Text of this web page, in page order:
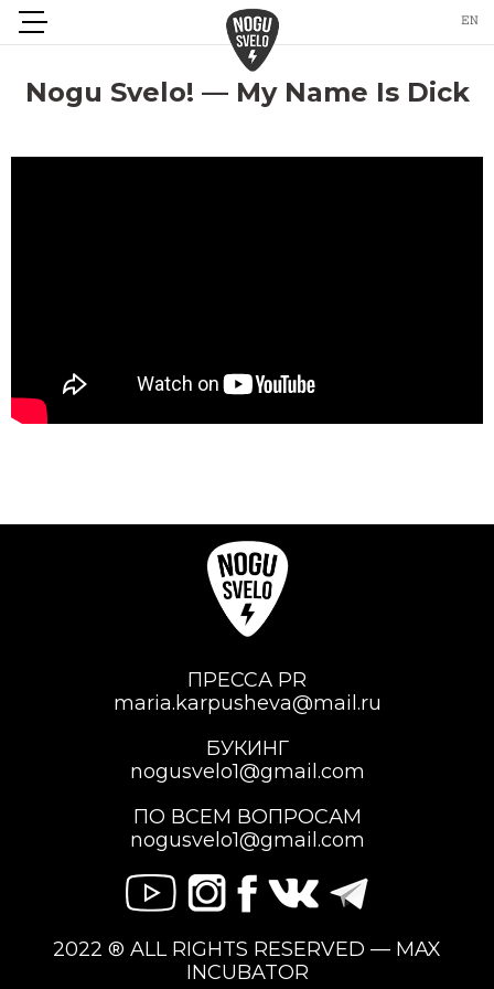
Nogu Svelo! — My Name Is Dick
ПРЕССА PR
maria.karpusheva@mail.ru
БУКИНГ
nogusvelo1@gmail.com
ПО ВСЕМ ВОПРОСАМ
nogusvelo1@gmail.com
2022 ® ALL RIGHTS RESERVED — MAX
INCUBATOR